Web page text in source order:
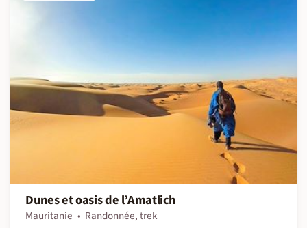
Dunes et oasis de l’Amatlich
Mauritanie
Randonnée, trek